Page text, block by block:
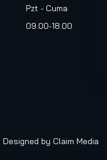
Pzt - Cuma
09.00-18.00
Designed by Claim Media